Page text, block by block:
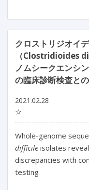
クロストリジオイ
（Clostridioides
ノムシークエンシ
の臨床診断検査と
2021.02.28
☆
Whole-genome
difficile isolates
discrepancies with
testing